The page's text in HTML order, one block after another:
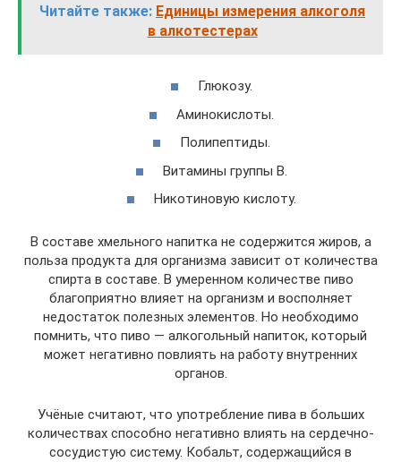
Читайте также: Единицы измерения алкоголя
в алкотестерах
Глюкозу.
Аминокислоты.
Полипептиды.
Витамины группы B.
Никотиновую кислоту.
В составе хмельного напитка не содержится жиров, а
польза продукта для организма зависит от количества
спирта в составе. В умеренном количестве пиво
благоприятно влияет на организм и восполняет
недостаток полезных элементов. Но необходимо
помнить, что пиво — алкогольный напиток, который
может негативно повлиять на работу внутренних
органов.
Учёные считают, что употребление пива в больших
количествах способно негативно влиять на сердечно-
сосудистую систему. Кобальт, содержащийся в